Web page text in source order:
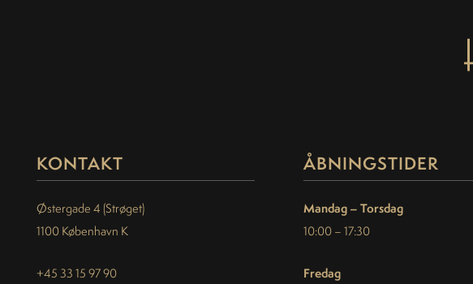
KONTAKT
Østergade 4 (Strøget)
1100 København K
+45 33 15 97 90
ÅBNINGSTIDER
Mandag – Torsdag
10:00 – 17:30
Fredag